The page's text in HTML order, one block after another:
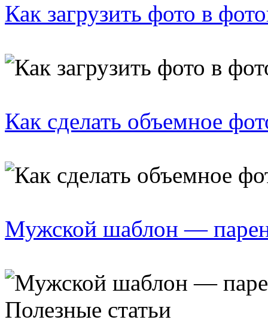
Как загрузить фото в
Как сделать объемное
Мужской шаблон —
Полезные статьи